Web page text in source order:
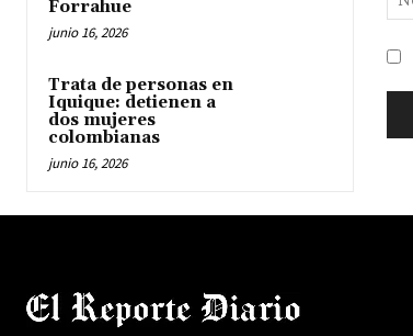
Forrahue
junio 16, 2026
Trata de personas en
Iquique: detienen a
dos mujeres
colombianas
junio 16, 2026